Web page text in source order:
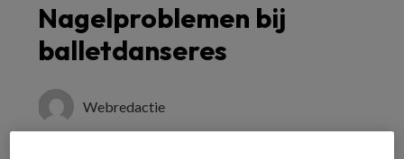
Nagelproblemen bij
balletdanseres
Webredactie